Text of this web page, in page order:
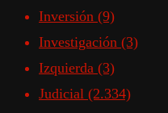
Inversión (9)
Investigación (3)
Izquierda (3)
Judicial (2.334)